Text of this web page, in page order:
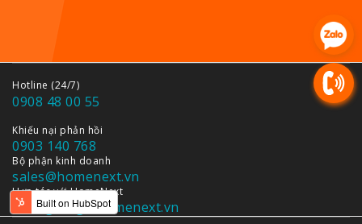
Hotline (24/7)
0908 48 00 55
Khiếu nại phản hồi
0903 140 768
Bộ phận kinh doanh
sales@homenext.vn
Hợp tác với HomeNext
duongtong@homenext.vn